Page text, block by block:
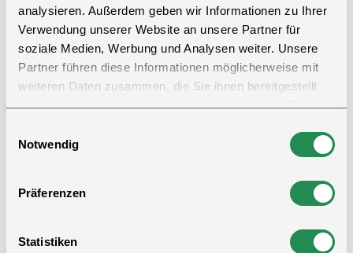
analysieren. Außerdem geben wir Informationen zu Ihrer
Verwendung unserer Website an unsere Partner für
soziale Medien, Werbung und Analysen weiter. Unsere
Partner führen diese Informationen möglicherweise mit
weiteren Daten zusammen, die Sie ihnen bereitgestellt
haben oder die sie im Rahmen Ihrer Nutzung der Dienste
Notwendig
Präferenzen
Statistiken
ist der Overall langlebig und angenehm zu tragen.
Der verdeckte Druckknopfverschluss und der elastische
Bund bieten eine bequeme Passform und ausreichend
Bewegungsfreiheit.
zusätzlichen Eingrifftaschen, einer Gesäßtasche und einer
Zollstocktasche bietet der Overall ausreichend Stauraum
und Funktionalität wichtig sind.